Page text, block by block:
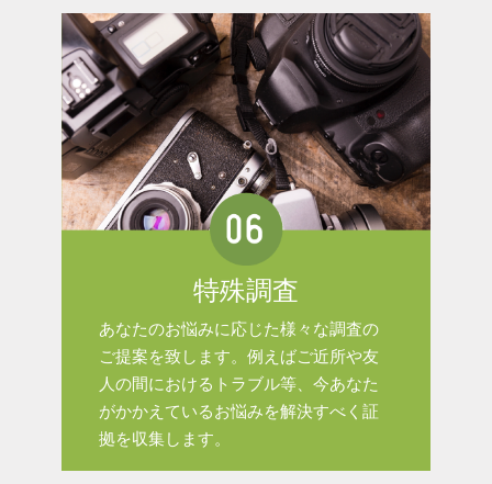
特殊調査
あなたのお悩みに応じた様々な調査の
ご提案を致します。例えばご近所や友
人の間におけるトラブル等、今あなた
がかかえているお悩みを解決すべく証
拠を収集します。